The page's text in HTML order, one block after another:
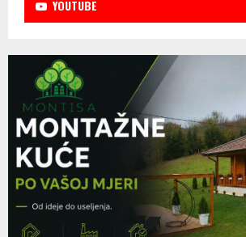
YOUTUBE